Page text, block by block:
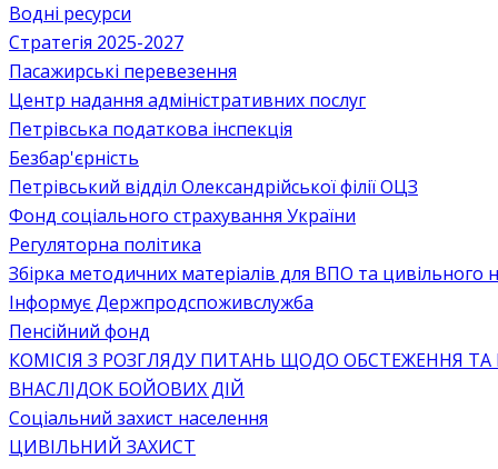
Водні ресурси
Стратегія 2025-2027
Пасажирські перевезення
Центр надання адміністративних послуг
Петрівська податкова інспекція
Безбар'єрність
Петрівський відділ Олександрійської філії ОЦЗ
Фонд соціального страхування України
Регуляторна політика
Збірка методичних матеріалів для ВПО та цивільного
Інформує Держпродспоживслужба
Пенсійний фонд
КОМІСІЯ З РОЗГЛЯДУ ПИТАНЬ ЩОДО ОБСТЕЖЕННЯ
ВНАСЛІДОК БОЙОВИХ ДІЙ
Соціальний захист населення
ЦИВІЛЬНИЙ ЗАХИСТ